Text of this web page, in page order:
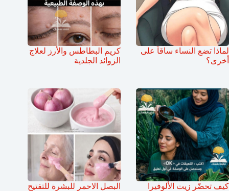
لماذا تضع النساء ساقاً على
أخرى؟
كريم البطاطس والأرز لعلاج
الزوائد الجلدية
كيف تحضّر زيت الألوفيرا
البصل الاحمر للبشرة للتفتيح